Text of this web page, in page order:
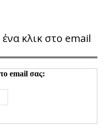
κλικ στο email
email σας: